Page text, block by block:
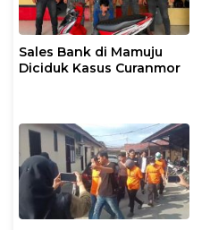
Sales Bank di Mamuju
Diciduk Kasus Curanmor